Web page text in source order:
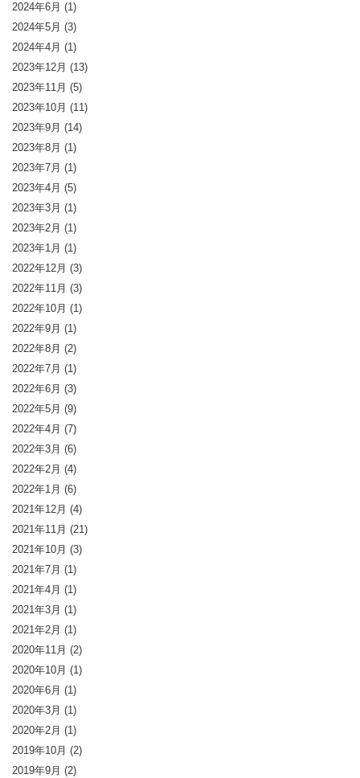
2024年6月 (1)
2024年5月 (3)
2024年4月 (1)
2023年12月 (13)
2023年11月 (5)
2023年10月 (11)
2023年9月 (14)
2023年8月 (1)
2023年7月 (1)
2023年4月 (5)
2023年3月 (1)
2023年2月 (1)
2023年1月 (1)
2022年12月 (3)
2022年11月 (3)
2022年10月 (1)
2022年9月 (1)
2022年8月 (2)
2022年7月 (1)
2022年6月 (3)
2022年5月 (9)
2022年4月 (7)
2022年3月 (6)
2022年2月 (4)
2022年1月 (6)
2021年12月 (4)
2021年11月 (21)
2021年10月 (3)
2021年7月 (1)
2021年4月 (1)
2021年3月 (1)
2021年2月 (1)
2020年11月 (2)
2020年10月 (1)
2020年6月 (1)
2020年3月 (1)
2020年2月 (1)
2019年10月 (2)
2019年9月 (2)